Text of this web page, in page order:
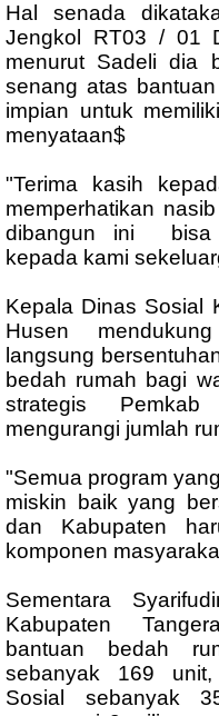
Hal senada
Jengkol RT03 / 01
menurut Sadeli dia
senang atas
impian untuk
menyataan$
"Terima kasih
memperhatikan
dibangun ini bisa
kepada kami
Kepala Dinas Sosial
Husen
langsung
bedah rumah bagi
strategis
mengurangi jumlah
"Semua program
miskin baik yang
dan Kabupaten
komponen
Sementara
Kabupaten
bantuan bedah
sebanyak 169
Sosial sebanyak